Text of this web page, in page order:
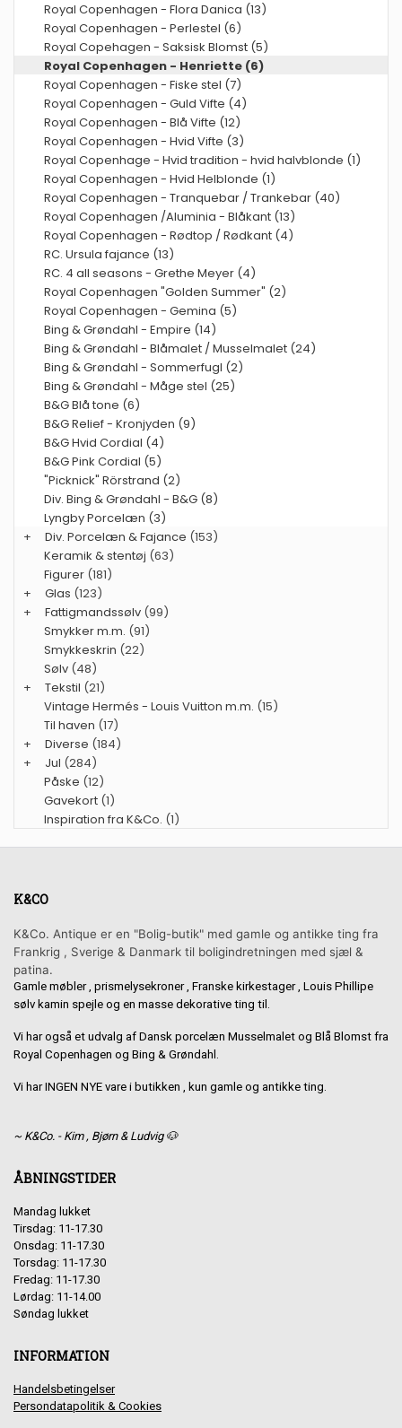
Royal Copenhagen - Flora Danica (13)
Royal Copenhagen - Perlestel (6)
Royal Copehagen - Saksisk Blomst (5)
Royal Copenhagen - Henriette (6)
Royal Copenhagen - Fiske stel (7)
Royal Copenhagen - Guld Vifte (4)
Royal Copenhagen - Blå Vifte (12)
Royal Copenhagen - Hvid Vifte (3)
Royal Copenhage - Hvid tradition - hvid halvblonde (1)
Royal Copenhagen - Hvid Helblonde (1)
Royal Copenhagen - Tranquebar / Trankebar (40)
Royal Copenhagen /Aluminia - Blåkant (13)
Royal Copenhagen - Rødtop / Rødkant (4)
RC. Ursula fajance (13)
RC. 4 all seasons - Grethe Meyer (4)
Royal Copenhagen "Golden Summer" (2)
Royal Copenhagen - Gemina (5)
Bing & Grøndahl - Empire (14)
Bing & Grøndahl - Blåmalet / Musselmalet (24)
Bing & Grøndahl - Sommerfugl (2)
Bing & Grøndahl - Måge stel (25)
B&G Blå tone (6)
B&G Relief - Kronjyden (9)
B&G Hvid Cordial (4)
B&G Pink Cordial (5)
"Picknick" Rörstrand (2)
Div. Bing & Grøndahl - B&G (8)
Lyngby Porcelæn (3)
+
Div. Porcelæn & Fajance (153)
Keramik & stentøj (63)
Figurer (181)
+
Glas (123)
+
Fattigmandssølv (99)
Smykker m.m. (91)
Smykkeskrin (22)
Sølv (48)
+
Tekstil (21)
Vintage Hermés - Louis Vuitton m.m. (15)
Til haven (17)
+
Diverse (184)
+
Jul (284)
Påske (12)
Gavekort (1)
Inspiration fra K&Co. (1)
K&CO
K&Co. Antique er en "Bolig-butik" med gamle og antikke ting fra
Frankrig , Sverige & Danmark til boligindretningen med sjæl &
patina.
Gamle møbler , prismelysekroner , Franske kirkestager , Louis Phillipe
sølv kamin spejle og en masse dekorative ting til.
Vi har også et udvalg af Dansk porcelæn Musselmalet og Blå Blomst fra
Royal Copenhagen og Bing & Grøndahl.
Vi har INGEN NYE vare i butikken , kun gamle og antikke ting.
~ K&Co. - Kim , Bjørn & Ludvig 🐶
ÅBNINGSTIDER
Mandag lukket
Tirsdag: 11-17.30
Onsdag: 11-17.30
Torsdag: 11-17.30
Fredag: 11-17.30
Lørdag: 11-14.00
Søndag lukket
INFORMATION
Handelsbetingelser
Persondatapolitik & Cookies